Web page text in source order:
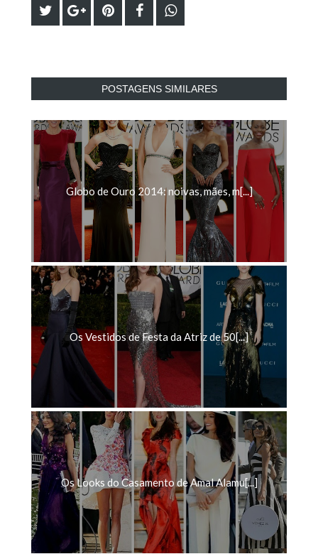
POSTAGENS SIMILARES
Globo de Ouro 2014: noivas, mães, m[...]
Os Vestidos de Festa da Atriz de 50[...]
Os Looks do Casamento de Amal Alamu[...]